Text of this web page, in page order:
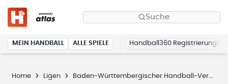
Suche
MEIN HANDBALL ALLE SPIELE Handball360 Registrierung
Home Ligen Baden-Württembergischer Handball-Verband - Männer-Verbandsliga Staffel 4